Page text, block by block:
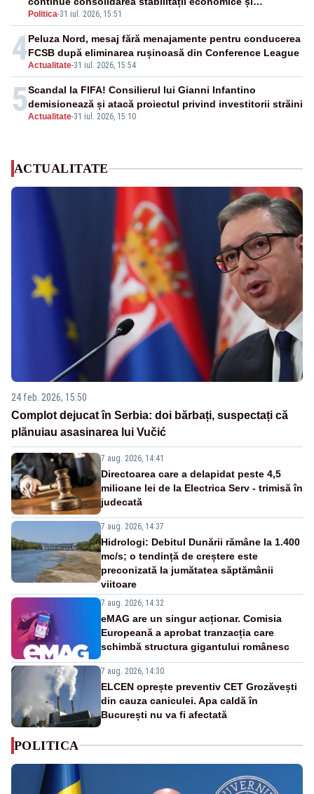
Politica-31 iul. 2026, 15:51
financiare
4Actualitate-31 iul. 2026, 15:54
Peluza Nord, mesaj fără menajamente pentru conducerea
FCSB după eliminarea rușinoasă din Conference League
5Actualitate-31 iul. 2026, 15:10
Scandal la FIFA! Consilierul lui Gianni Infantino
demisionează și atacă proiectul privind investitorii străini
ACTUALITATE
24 feb. 2026, 15:50
Complot dejucat în Serbia: doi bărbați, suspectați că
plănuiau asasinarea lui Vučić
7 aug. 2026, 14:41
Directoarea care a delapidat peste 4,5
milioane lei de la Electrica Serv - trimisă în
judecată
7 aug. 2026, 14:37
Hidrologi: Debitul Dunării rămâne la 1.400
mc/s; o tendință de creștere este
preconizată la jumătatea săptămânii
viitoare
7 aug. 2026, 14:32
eMAG are un singur acționar. Comisia
Europeană a aprobat tranzacția care
schimbă structura gigantului românesc
7 aug. 2026, 14:30
ELCEN oprește preventiv CET Grozăvești
din cauza caniculei. Apa caldă în
București nu va fi afectată
POLITICA